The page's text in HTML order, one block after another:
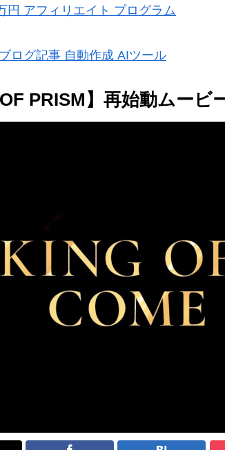
円 アフィリエイト プログラム
ログ記事 自動作成 AIツール
OF PRISM】再始動ムービ